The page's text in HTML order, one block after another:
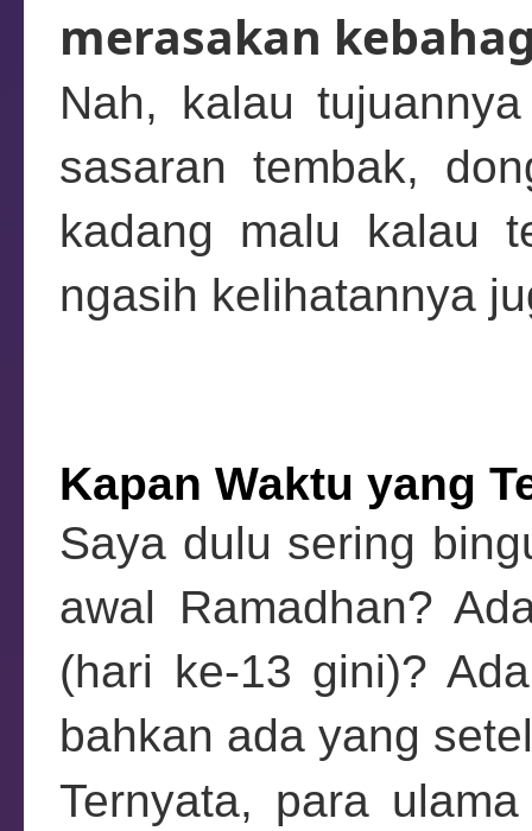
merasakan
Nah, kalau
sasaran tembak,
kadang malu kalau
ngasih kelihatannya
Kapan Waktu yang
Saya dulu sering
awal Ramadhan?
(hari ke-13 gini)?
bahkan ada yang
Ternyata, para